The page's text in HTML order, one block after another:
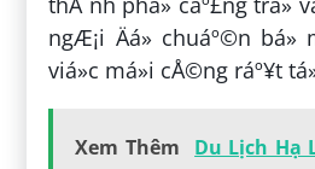
ngÆ¡i Äá» chuáº©n
viá»c má»i cÅ©ng ráº¥t
Xem Thêm
Du Lịch Hạ